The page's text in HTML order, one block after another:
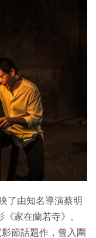
了由知名導演蔡明
家在蘭若寺》。
節話題作，曾入圍